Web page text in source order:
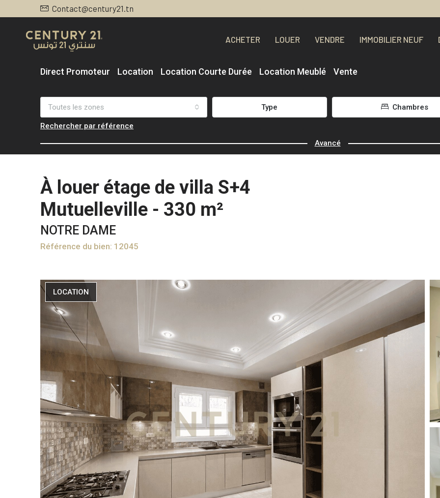
Contact@century21.tn
ACHETER LOUER VENDRE IMMOBILIER NEUF
Direct Promoteur Location Location Courte Durée Location Meublé Vente
Toutes les zones Type Chambres
Rechercher par référence
Avancé
À louer étage de villa S+4
Mutuelleville - 330 m²
NOTRE DAME
Référence du bien: 12045
LOCATION